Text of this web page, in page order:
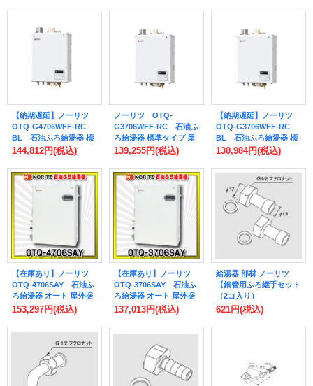
[♭♪]
マルチリモコン付属 [♪]
[♭♪]
【納期遅延】ノーリツ
OTQ-G4706WFF-RC
BL 石油ふろ給湯器 標
準タイプ 屋内壁掛形 強
品 マルチリモコン付属
144,812円(税込)
ノーリツ OTQ-
G3706WFF-RC 石油ふ
ろ給湯器 標準タイプ 屋
内壁掛形 強制給排気 FF
[♭♪]
139,255円(税込)
【納期遅延】ノーリツ
OTQ-G3706WFF-RC
BL 石油ふろ給湯器 標
準タイプ 屋内壁掛形 強
品 マルチリモコン付属
130,984円(税込)
【在庫あり】ノーリツ
OTQ-4706SAY 石油ふ
ろ給湯器 オート 屋外据
置形 リモコン別売
品番) [♭☆2]
153,297円(税込)
【在庫あり】ノーリツ
OTQ-3706SAY 石油ふ
ろ給湯器 オート 屋外据
置形 リモコン別売
品番) [♭☆2]
137,013円(税込)
給湯器 部材 ノーリツ
【銅管用ふろ継手セット
（2コ入り）
0702487】 追いだき配
HX用）
621円(税込)